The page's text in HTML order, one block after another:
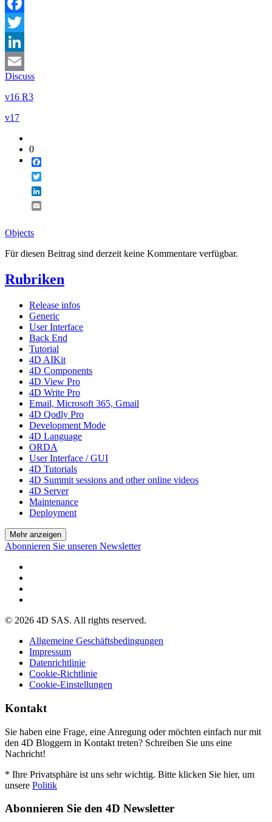
Facebook
Twitter
LinkedIn
Email
Discuss
v16 R3
v17
0
Objects
Für diesen Beitrag sind derzeit keine Kommentare verfügbar.
Rubriken
Release infos
Generic
User Interface
Back End
Tutorial
4D AIKit
4D Components
4D View Pro
4D Write Pro
Email, Microsoft 365, Gmail
4D Qodly Pro
Development Mode
4D Language
ORDA
User Interface / GUI
4D Tutorials
4D Summit sessions and other online videos
4D Server
Maintenance
Deployment
Mehr anzeigen
Abonnieren Sie unseren Newsletter
© 2026 4D SAS. All rights reserved.
Allgemeine Geschäftsbedingungen
Impressum
Datenrichtlinie
Cookie-Richtlinie
Cookie-Einstellungen
Kontakt
Sie haben eine Frage, eine Anregung oder möchten einfach nur mit
den 4D Bloggern in Kontakt treten? Schreiben Sie uns eine
Nachricht!
* Ihre Privatsphäre ist uns sehr wichtig. Bitte klicken Sie hier, um
unsere Politik
Abonnieren Sie den 4D Newsletter